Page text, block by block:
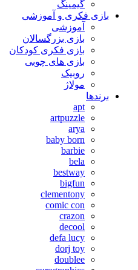
گیمینگ
بازی فکری و آموزشی
آموزشی
بازی بزرگسالان
بازی فکری کودکان
بازی های چوبی
روبیک
مولاژ
برندها
apt
artpuzzle
arya
baby born
barbie
bela
bestway
bigfun
clementony
comic con
crazon
decool
defa lucy
dorj toy
doublee